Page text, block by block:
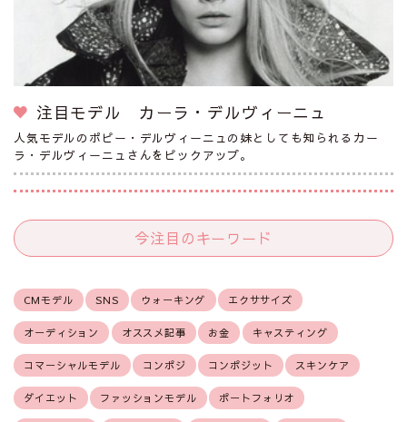
注目モデル カーラ・デルヴィーニュ
人気モデルのポピー・デルヴィーニュの妹としても知られるカー
ラ・デルヴィーニュさんをピックアップ。
今注目のキーワード
CMモデル SNS ウォーキング エクササイズ
オーディション オススメ記事 お金 キャスティング
コマーシャルモデル コンポジ コンポジット スキンケア
ダイエット ファッションモデル ポートフォリオ